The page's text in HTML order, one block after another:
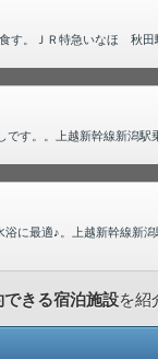
す。ＪＲ特急いなほ 秋田
す。。上越新幹線新潟
に最適♪。上越新幹線新
きる宿泊施設を紹